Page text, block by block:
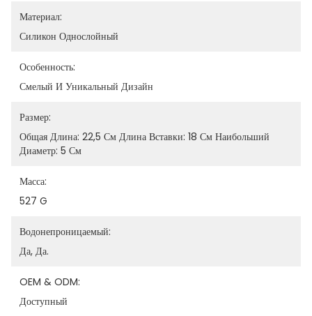
Материал:
Силикон Однослойный
Особенность:
Смелый И Уникальный Дизайн
Размер:
Общая Длина: 22,5 См Длина Вставки: 18 См Наибольший
Диаметр: 5 См
Масса:
527 G
Водонепроницаемый:
Да, Да.
OEM & ODM:
Доступный